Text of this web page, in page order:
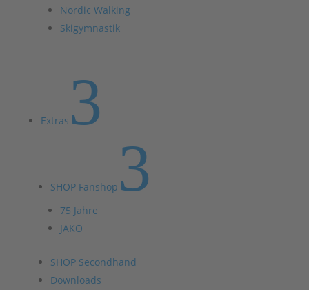
Nordic Walking
Skigymnastik
Extras 3
SHOP Fanshop 3
75 Jahre
JAKO
SHOP Secondhand
Downloads